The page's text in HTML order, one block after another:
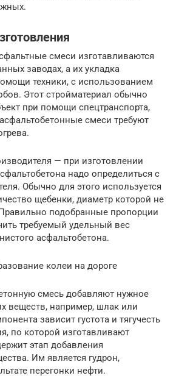
смеси изготавливаются
заводах, а их укладка
техники, с использованием
Этот стройматериал обычно
при помощи спецтранспорта,
смеси требуют
— при изготовлении
надо определиться с
Обычно для этого используется
щебенки, диаметр которой не
подобранные пропорции
требуемый удельный вес
асфальтобетона.
колеи на дороге
смесь добавляют нужное
веществ, например, шлак или
зависит густота и тягучесть
по которой изготавливают
этап добавления
Им является гудрон,
перегонки нефти.